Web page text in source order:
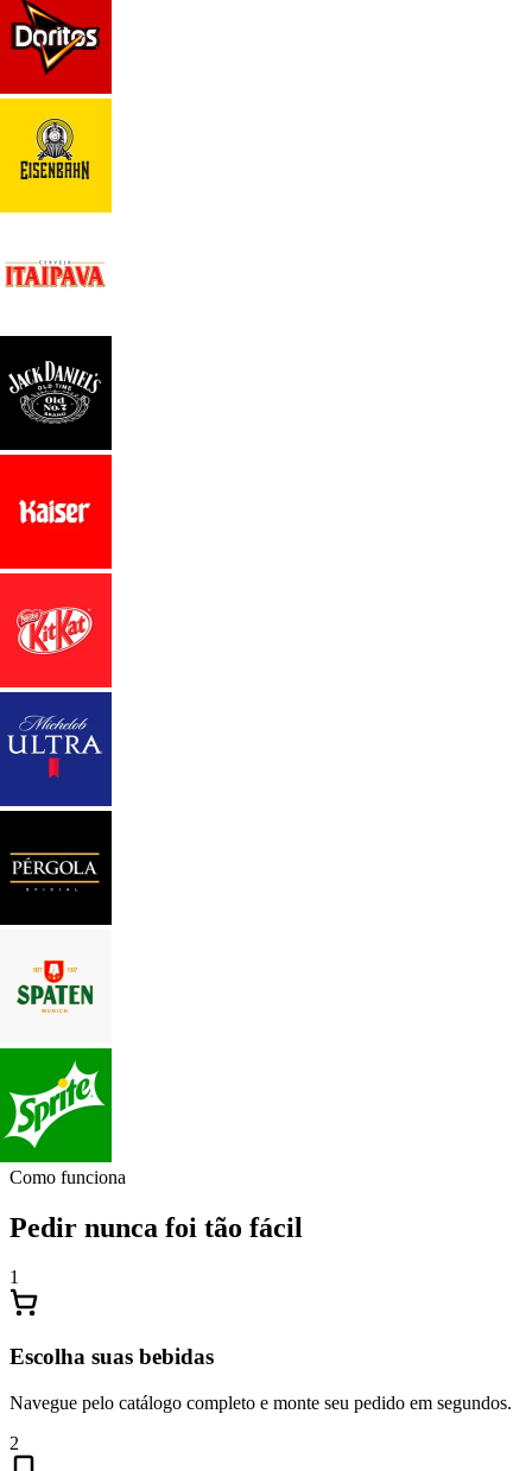
Como funciona
Pedir nunca foi tão fácil
1
Escolha suas bebidas
Navegue pelo catálogo completo e monte seu pedido em segundos.
2